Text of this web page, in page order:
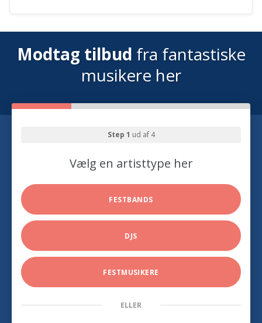
Modtag tilbud fra fantastiske
musikere her
Step 1 ud af 4
Vælg en artisttype her
FESTBANDS
DJS
FESTMUSIKERE
ELLER